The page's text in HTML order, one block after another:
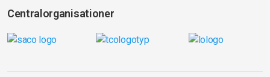
Centralorganisationer